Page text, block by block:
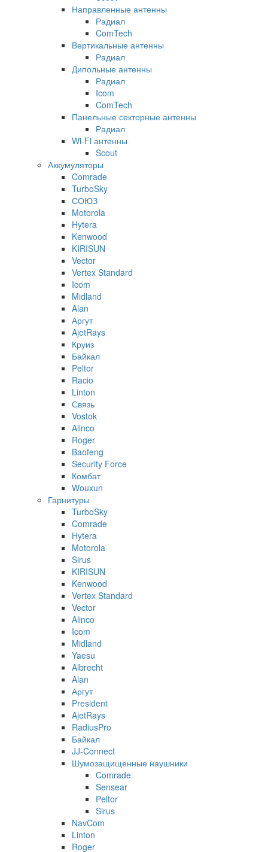
Направленные антенны
Радиал
ComTech
Вертикальные антенны
Радиал
Дипольные антенны
Радиал
Icom
ComTech
Панельные секторные антенны
Радиал
Wi-Fi антенны
Scout
Аккумуляторы
Comrade
TurboSky
СОЮЗ
Motorola
Hytera
Kenwood
KIRISUN
Vector
Vertex Standard
Icom
Midland
Alan
Аргут
AjetRays
Круиз
Байкал
Peltor
Racio
Linton
Связь
Vostok
Alinco
Roger
Baofeng
Security Force
Комбат
Wouxun
Гарнитуры
TurboSky
Comrade
Hytera
Motorola
Sirus
KIRISUN
Kenwood
Vertex Standard
Vector
Alinco
Icom
Midland
Yaesu
Albrecht
Alan
Аргут
President
AjetRays
RadiusPro
Байкал
JJ-Connect
Шумозащищенные наушники
Comrade
Sensear
Peltor
Sirus
NavCom
Linton
Roger